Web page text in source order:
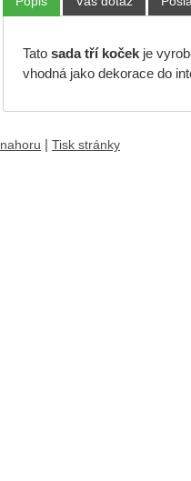
Tato sada tří kočekje
vhodná jako dekorace do
nahoru Tisk stránky